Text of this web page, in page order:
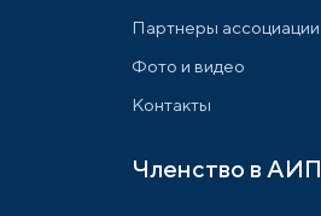
Партнеры ассоциации
Фото и видео
Контакты
Членство в АИП